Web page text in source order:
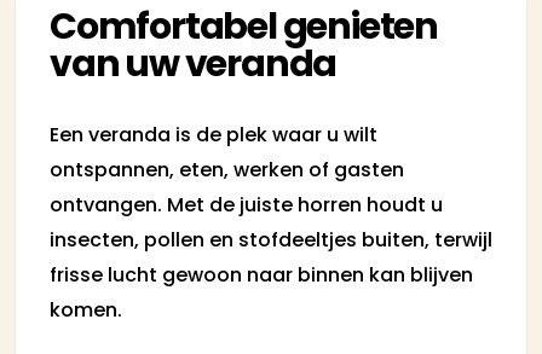
Comfortabel genieten
van uw veranda
Een veranda is de plek waar u wilt
ontspannen, eten, werken of gasten
ontvangen. Met de juiste horren houdt u
insecten, pollen en stofdeeltjes buiten, terwijl
frisse lucht gewoon naar binnen kan blijven
komen.